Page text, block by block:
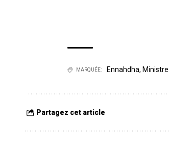
MARQUÉE: Ennahdha,
Partagez cet article